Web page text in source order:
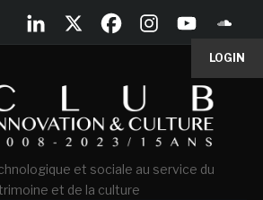
LOGIN
et sociale au service du
et de la culture